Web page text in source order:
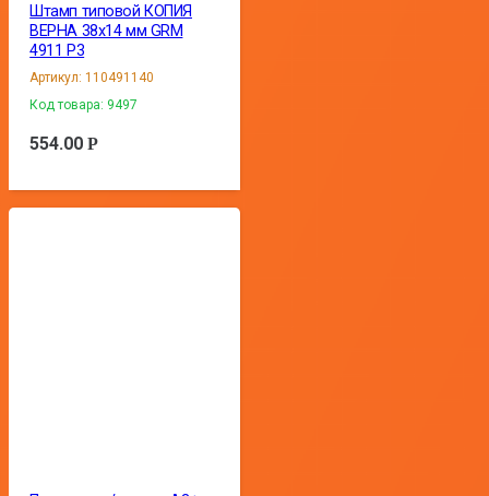
Штамп типовой КОПИЯ
ВЕРНА 38х14 мм GRM
4911 Р3
Артикул: 110491140
Код товара: 9497
554.00Р